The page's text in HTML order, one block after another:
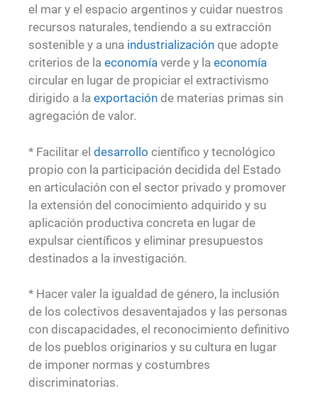
el mar y el espacio argentinos y cuidar nuestros
recursos naturales, tendiendo a su extracción
sostenible y a una industrialización que adopte
criterios de la economía verde y la economía
circular en lugar de propiciar el extractivismo
dirigido a la exportación de materias primas sin
agregación de valor.
* Facilitar el desarrollo científico y tecnológico
propio con la participación decidida del Estado
en articulación con el sector privado y promover
la extensión del conocimiento adquirido y su
aplicación productiva concreta en lugar de
expulsar científicos y eliminar presupuestos
destinados a la investigación.
* Hacer valer la igualdad de género, la inclusión
de los colectivos desaventajados y las personas
con discapacidades, el reconocimiento definitivo
de los pueblos originarios y su cultura en lugar
de imponer normas y costumbres
discriminatorias.